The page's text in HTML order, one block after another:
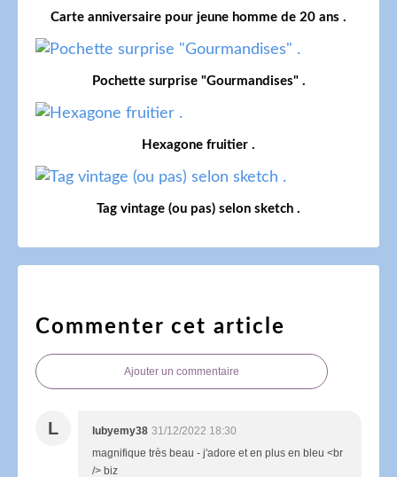
Carte anniversaire pour jeune homme de 20 ans .
Pochette surprise "Gourmandises" .
Hexagone fruitier .
Tag vintage (ou pas) selon sketch .
Commenter cet article
Ajouter un commentaire
L lubyemy38 31/12/2022 18:30
magnifique très beau - j'adore et en plus en bleu <br
/> biz